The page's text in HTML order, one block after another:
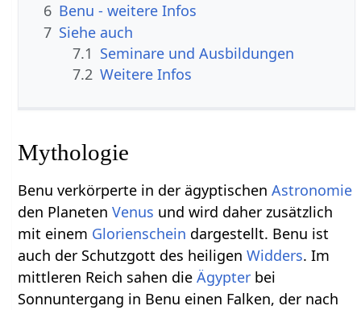
6 Benu - weitere Infos
7 Siehe auch
7.1 Seminare und Ausbildungen
7.2 Weitere Infos
Mythologie
Benu verkörperte in der ägyptischenAstronomie
den PlanetenVenus und wird daher zusätzlich
mit einem Glorienschein dargestellt. Benu ist
auch der Schutzgott des heiligenWidders. Im
mittleren Reich sahen dieÄgypter bei
Sonnuntergang in Benu einen Falken, der nach